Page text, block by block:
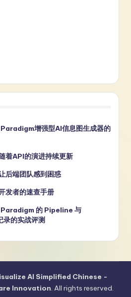
增强型AI信息图生成器的
着API的演进持续更新
后端团队感到困惑
发者的速查手册
的 Pipeline 与
的实战评测
AI Simplified Chinese -
Innovation. All rights reserved.